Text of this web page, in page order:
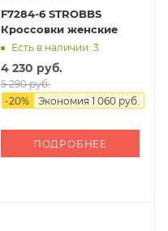
F7284-6 STROBBS
Кроссовки женские
Есть в наличии: 3
4 230 руб.
5 290 руб.
-20% Экономия 1 060 руб.
ПОДРОБНЕЕ